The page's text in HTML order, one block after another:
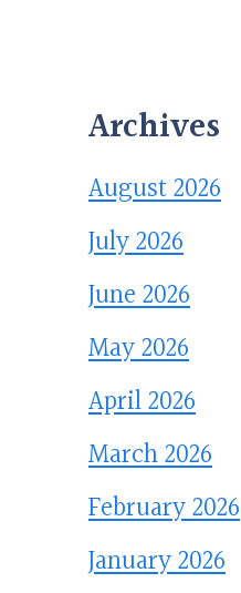
Archives
August 2026
July 2026
June 2026
May 2026
April 2026
March 2026
February 2026
January 2026